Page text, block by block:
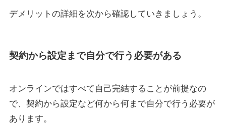
デメリットの詳細を次から確認していきましょう。
契約から設定まで自分で行う必要がある
オンラインではすべて自己完結することが前提なの
で、契約から設定など何から何まで自分で行う必要が
あります。